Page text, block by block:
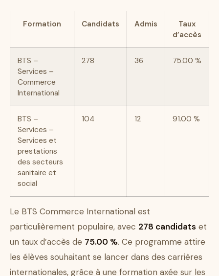
Formation Candidats Admis
Taux
d’accès
BTS –
Services –
Commerce
International
278 36 75.00 %
BTS –
Services –
Services et
prestations
des secteurs
sanitaire et
social
104 12 91.00 %
Le BTS Commerce International est
particulièrement populaire, avec 278 candidats et
un taux d’accès de 75.00 %. Ce programme attire
les élèves souhaitant se lancer dans des carrières
internationales, grâce à une formation axée sur les